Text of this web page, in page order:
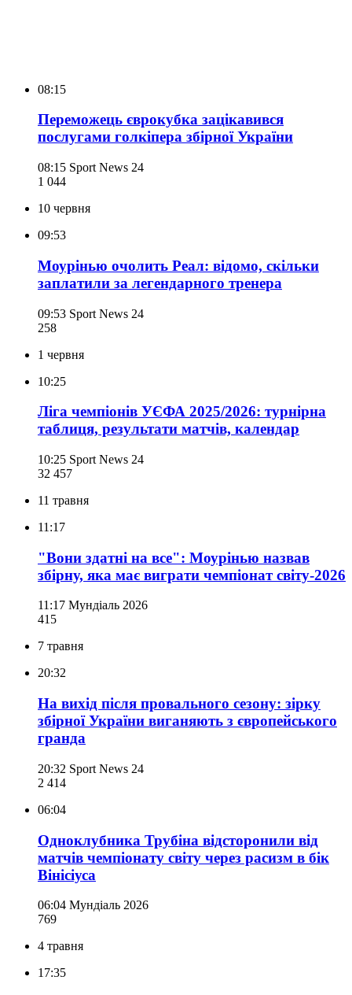
08:15
Переможець єврокубка зацікавився
послугами голкіпера збірної України
08:15 Sport News 24
1 044
10 червня
09:53
Моурінью очолить Реал: відомо, скільки
заплатили за легендарного тренера
09:53 Sport News 24
258
1 червня
10:25
Ліга чемпіонів УЄФА 2025/2026: турнірна
таблиця, результати матчів, календар
10:25 Sport News 24
32 457
11 травня
11:17
"Вони здатні на все": Моурінью назвав
збірну, яка має виграти чемпіонат світу-2026
11:17 Мундіаль 2026
415
7 травня
20:32
На вихід після провального сезону: зірку
збірної України виганяють з європейського
гранда
20:32 Sport News 24
2 414
06:04
Одноклубника Трубіна відсторонили від
матчів чемпіонату світу через расизм в бік
Вінісіуса
06:04 Мундіаль 2026
769
4 травня
17:35